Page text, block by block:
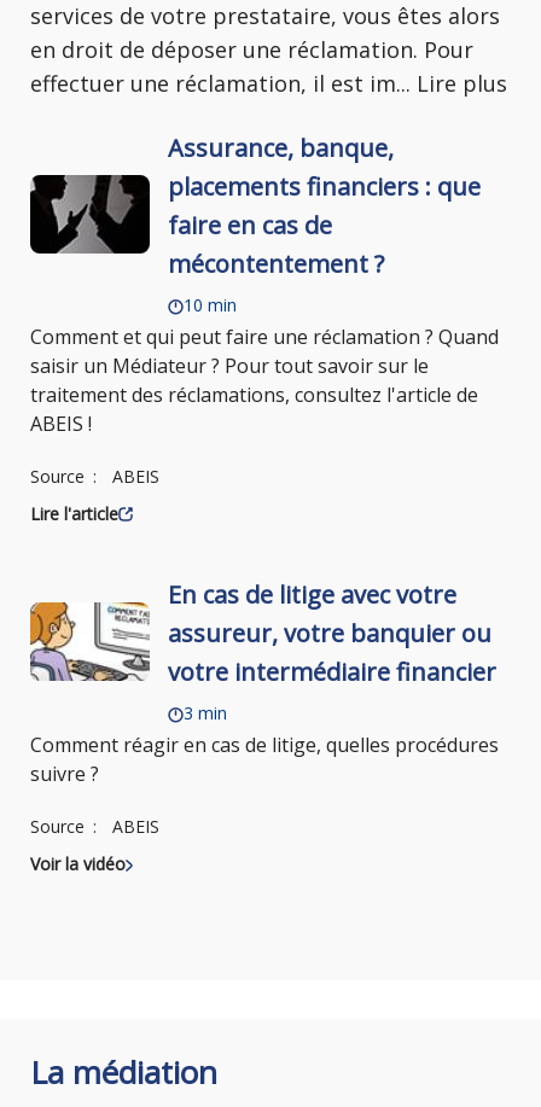
services de votre prestataire, vous êtes alors
en droit de déposer une réclamation. Pour
effectuer une réclamation, il est im... Lire plus
Assurance, banque,
placements financiers : que
faire en cas de
mécontentement ?
10 min
Comment et qui peut faire une réclamation ? Quand
saisir un Médiateur ? Pour tout savoir sur le
traitement des réclamations, consultez l'article de
ABEIS !
Source
ABEIS
Lire l'article
En cas de litige avec votre
assureur, votre banquier ou
votre intermédiaire financier
3 min
Comment réagir en cas de litige, quelles procédures
suivre ?
Source
ABEIS
Voir la vidéo
La médiation